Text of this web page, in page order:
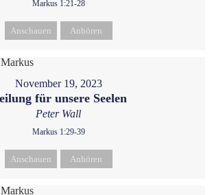
Markus 1:21-28
Anschauen Anhören
November 19, 2023
für unsere Seelen
Peter Wall
Markus 1:29-39
Anschauen Anhören